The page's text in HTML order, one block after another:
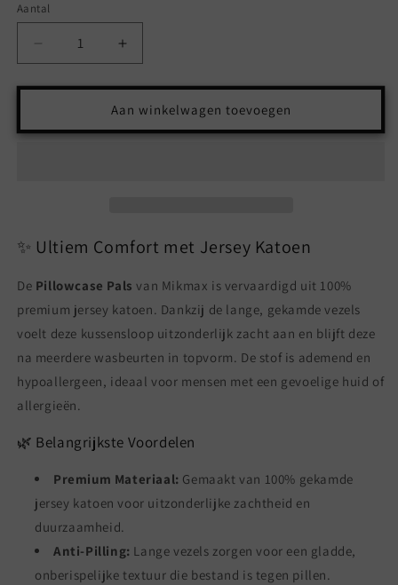
Aantal
Aantal
Aantal
verlagen
voor
Pals
Mikmax
Aantal
verhogen
voor
Pillowcase
Pals
Mikmax
Aan winkelwagen toevoegen
✨ Ultiem Comfort met Jersey Katoen
De Pillowcase Pals van Mikmax is vervaardigd uit 100%
premium jersey katoen. Dankzij de lange, gekamde vezels
voelt deze kussensloop uitzonderlijk zacht aan en blijft deze
na meerdere wasbeurten in topvorm. De stof is ademend en
hypoallergeen, ideaal voor mensen met een gevoelige huid of
allergieën.
🌿 Belangrijkste Voordelen
Premium Materiaal: Gemaakt van 100% gekamde
jersey katoen voor uitzonderlijke zachtheid en
duurzaamheid.
Anti-Pilling: Lange vezels zorgen voor een gladde,
onberispelijke textuur die bestand is tegen pillen.